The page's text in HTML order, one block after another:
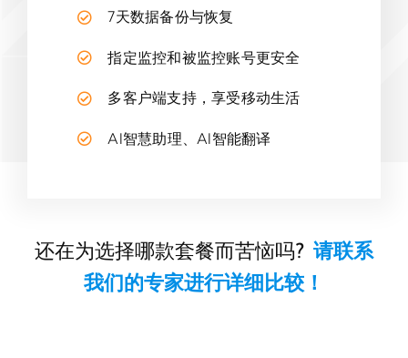
7天数据备份与恢复
指定监控和被监控账号更安全
多客户端支持，享受移动生活
AI智慧助理、AI智能翻译
还在为选择哪款套餐而苦恼吗? 请联系
我们的专家进行详细比较！